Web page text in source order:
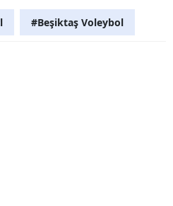
#Beşiktaş Voleybol